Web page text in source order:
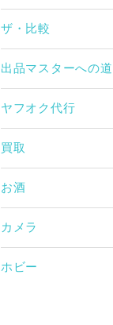
ザ・比較
出品マスターへの道
ヤフオク代行
買取
お酒
カメラ
ホビー